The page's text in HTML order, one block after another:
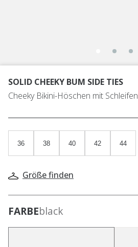
SOLID CHEEKY BUM SIDE TIES
Cheeky Bikini-Höschen mit Schleifen
36 38 40 42 44
Größe finden
FARBEblack